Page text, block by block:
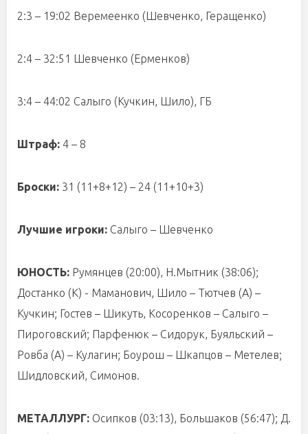
2:3 – 19:02 Веремеенко (Шевченко, Геращенко)
2:4 – 32:51 Шевченко (Ерменков)
3:4 – 44:02 Салыго (Кучкин, Шило), ГБ
Штраф: 4 – 8
Броски: 31 (11+8+12) – 24 (11+10+3)
Лучшие игроки: Салыго – Шевченко
ЮНОСТЬ: Румянцев (20:00), Н.Мытник (38:06);
Достанко (К) - Маманович, Шило – Тютчев (А) –
Кучкин; Гостев – Шикуть, Косоренков – Салыго –
Пироговский; Парфенюк – Сидорук, Буяльский –
Ровба (А) – Кулагин; Боурош – Шкапцов – Метелев;
Шидловский, Симонов.
МЕТАЛЛУРГ: Осипков (03:13), Большаков (56:47); Д.